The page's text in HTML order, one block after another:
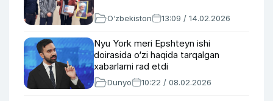
O‘zbekiston 13:09 / 14.02.2026
Nyu York meri Epshteyn ishi
doirasida o‘zi haqida tarqalgan
xabarlarni rad etdi
Dunyo 10:22 / 08.02.2026